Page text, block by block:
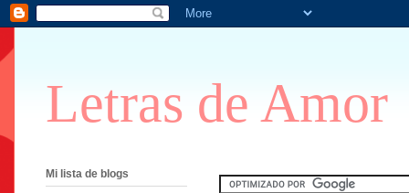
Letras de Amor
Mi lista de blogs